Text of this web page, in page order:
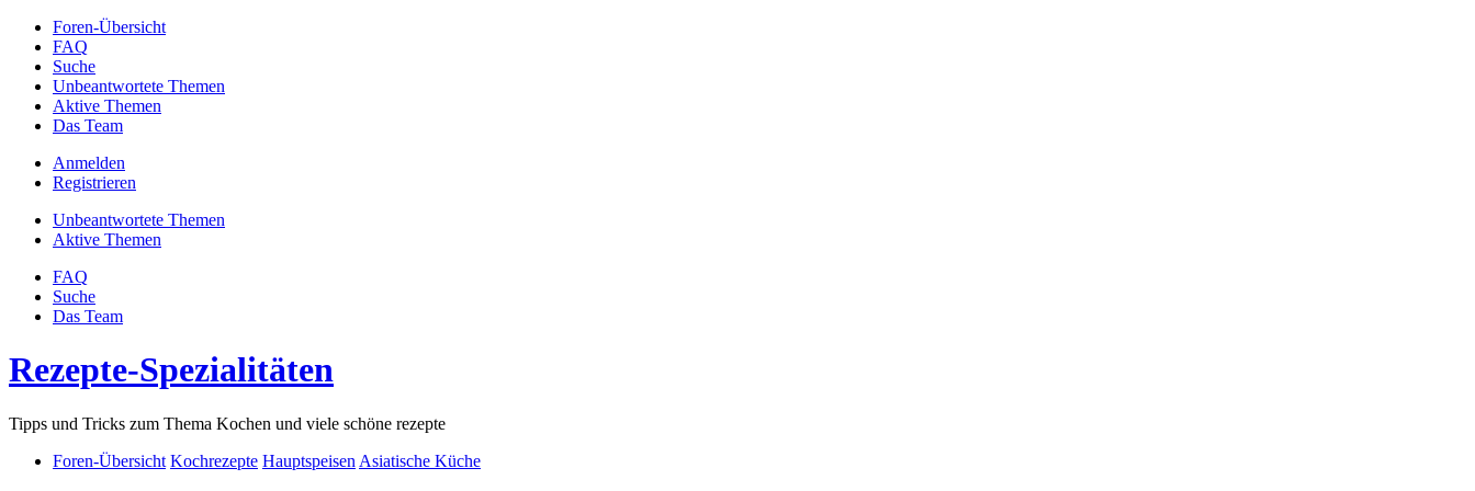
Foren-Übersicht
FAQ
Suche
Unbeantwortete Themen
Aktive Themen
Das Team
Anmelden
Registrieren
Unbeantwortete Themen
Aktive Themen
FAQ
Suche
Das Team
Rezepte-Spezialitäten
Tipps und Tricks zum Thema Kochen und viele schöne rezepte
Foren-Übersicht Kochrezepte Hauptspeisen Asiatische Küche